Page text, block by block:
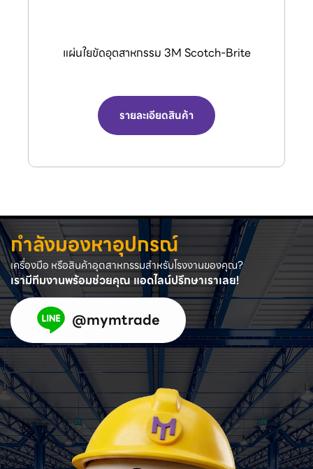
กรรไกรตัดลมอุตสาหกรรม (Air Nipper) จาก
รายละเอียดสินค้า
กำลังมองหาอุปกรณ์
เครื่องมือ หรือสินค้าอุตสาหกรรมสำหรับโรงงานของคุณ?
เรามีทีมงานพร้อมช่วยคุณ แอดไลน์ปรึกษาเราเลย!
@mymtrade